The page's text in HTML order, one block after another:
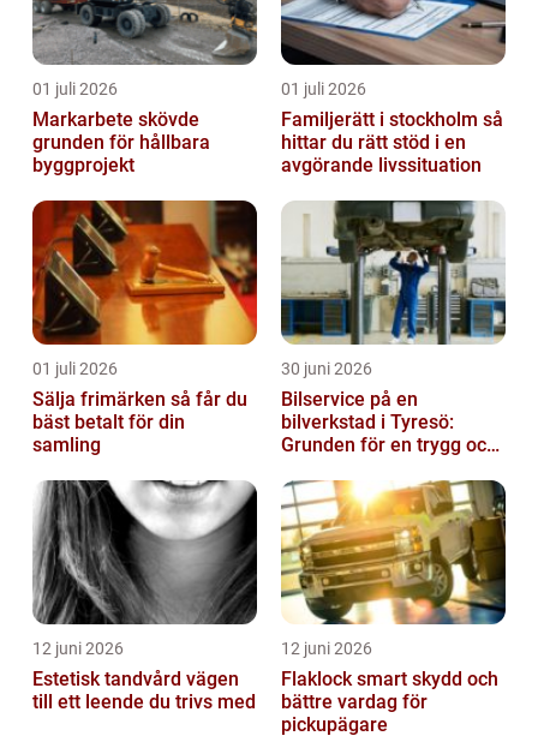
01 juli 2026
Markarbete skövde
grunden för hållbara
byggprojekt
01 juli 2026
Familjerätt i stockholm så
hittar du rätt stöd i en
avgörande livssituation
01 juli 2026
Sälja frimärken så får du
bäst betalt för din
samling
30 juni 2026
Bilservice på en
bilverkstad i Tyresö:
Grunden för en trygg och
12 juni 2026
Estetisk tandvård vägen
till ett leende du trivs med
12 juni 2026
Flaklock smart skydd och
bättre vardag för
pickupägare